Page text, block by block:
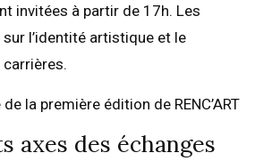
invitées à partir de 17h. Les
l’identité artistique et le
la première édition de RENC’ART
axes des échanges